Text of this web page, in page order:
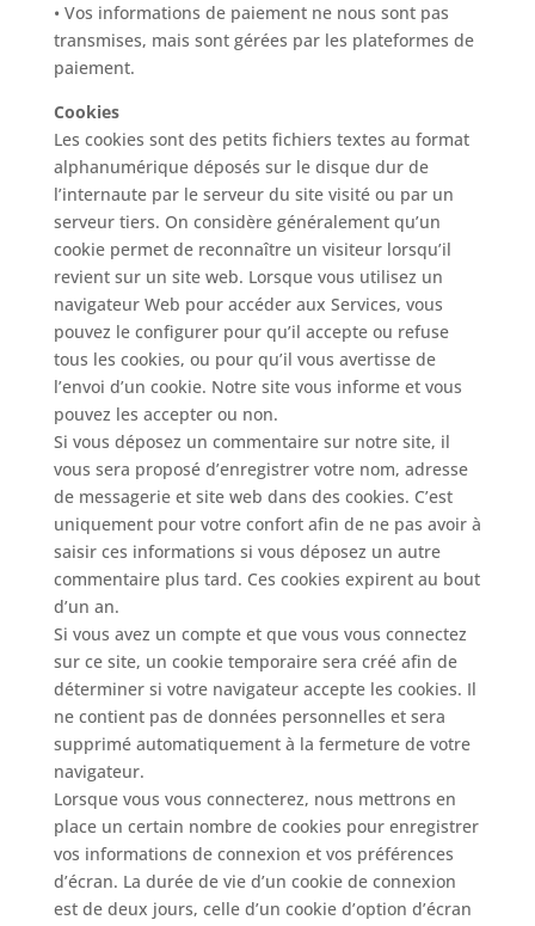
• Vos informations de paiement ne nous sont pas
transmises, mais sont gérées par les plateformes de
paiement.
Cookies
Les cookies sont des petits fichiers textes au format
alphanumérique déposés sur le disque dur de
l’internaute par le serveur du site visité ou par un
serveur tiers. On considère généralement qu’un
cookie permet de reconnaître un visiteur lorsqu’il
revient sur un site web. Lorsque vous utilisez un
navigateur Web pour accéder aux Services, vous
pouvez le configurer pour qu’il accepte ou refuse
tous les cookies, ou pour qu’il vous avertisse de
l’envoi d’un cookie. Notre site vous informe et vous
pouvez les accepter ou non.
Si vous déposez un commentaire sur notre site, il
vous sera proposé d’enregistrer votre nom, adresse
de messagerie et site web dans des cookies. C’est
uniquement pour votre confort afin de ne pas avoir à
saisir ces informations si vous déposez un autre
commentaire plus tard. Ces cookies expirent au bout
d’un an.
Si vous avez un compte et que vous vous connectez
sur ce site, un cookie temporaire sera créé afin de
déterminer si votre navigateur accepte les cookies. Il
ne contient pas de données personnelles et sera
supprimé automatiquement à la fermeture de votre
navigateur.
Lorsque vous vous connecterez, nous mettrons en
place un certain nombre de cookies pour enregistrer
vos informations de connexion et vos préférences
d’écran. La durée de vie d’un cookie de connexion
est de deux jours, celle d’un cookie d’option d’écran